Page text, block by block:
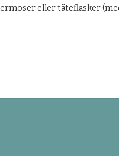
eller tåteflasker